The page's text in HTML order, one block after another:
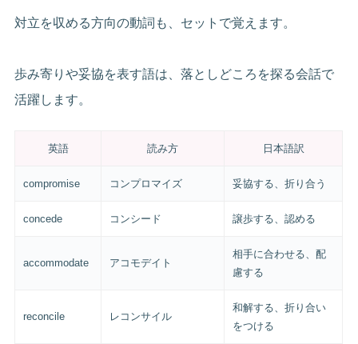
対立を収める方向の動詞も、セットで覚えます。
歩み寄りや妥協を表す語は、落としどころを探る会話で
活躍します。
英語 読み方 日本語訳
compromise コンプロマイズ 妥協する、折り合う
concede コンシード 譲歩する、認める
accommodate アコモデイト
相手に合わせる、配
慮する
reconcile レコンサイル
和解する、折り合い
をつける